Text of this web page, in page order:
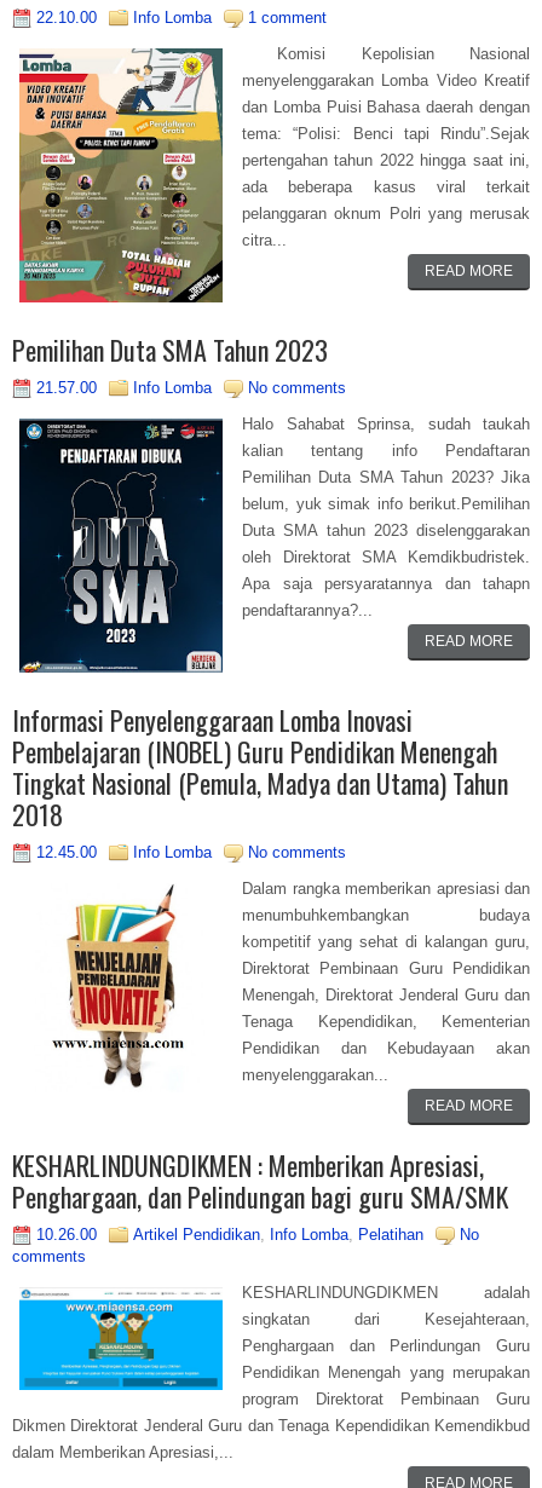
22.10.00 Info Lomba
1 comment
Komisi Kepolisian Nasional
menyelenggarakan Lomba Video Kreatif
dan Lomba Puisi Bahasa daerah dengan
tema: “Polisi: Benci tapi Rindu”.Sejak
pertengahan tahun 2022 hingga saat ini,
ada beberapa kasus viral terkait
pelanggaran oknum Polri yang merusak
citra...
READ MORE
Pemilihan Duta SMA Tahun 2023
21.57.00 Info Lomba
No comments
Halo Sahabat Sprinsa, sudah taukah
kalian tentang info Pendaftaran
Pemilihan Duta SMA Tahun 2023? Jika
belum, yuk simak info berikut.Pemilihan
Duta SMA tahun 2023 diselenggarakan
oleh Direktorat SMA Kemdikbudristek.
Apa saja persyaratannya dan tahapn
pendaftarannya?...
READ MORE
Informasi Penyelenggaraan Lomba Inovasi
Pembelajaran (INOBEL) Guru Pendidikan Menengah
Tingkat Nasional (Pemula, Madya dan Utama) Tahun
2018
12.45.00 Info Lomba
No comments
Dalam rangka memberikan apresiasi dan
menumbuhkembangkan budaya
kompetitif yang sehat di kalangan guru,
Direktorat Pembinaan Guru Pendidikan
Menengah, Direktorat Jenderal Guru dan
Tenaga Kependidikan, Kementerian
Pendidikan dan Kebudayaan akan
menyelenggarakan...
READ MORE
KESHARLINDUNGDIKMEN : Memberikan Apresiasi,
Penghargaan, dan Pelindungan bagi guru SMA/SMK
10.26.00 Artikel Pendidikan Info Lomba Pelatihan
No
comments
KESHARLINDUNGDIKMEN adalah
singkatan dari Kesejahteraan,
Penghargaan dan Perlindungan Guru
Pendidikan Menengah yang merupakan
program Direktorat Pembinaan Guru
Dikmen Direktorat Jenderal Guru dan Tenaga Kependidikan Kemendikbud
dalam Memberikan Apresiasi,...
READ MORE